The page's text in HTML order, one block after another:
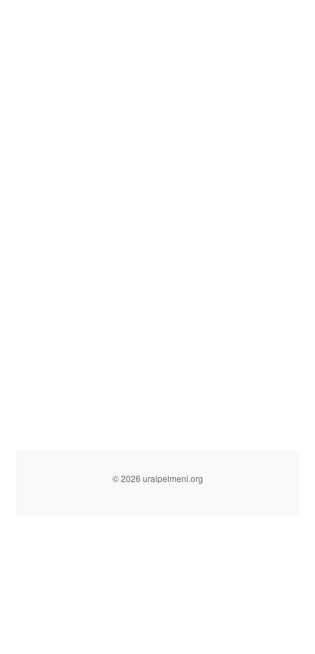
© 2026 uralpelmeni.org